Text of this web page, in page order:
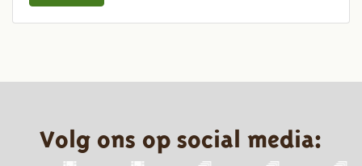
Volg ons op social media: